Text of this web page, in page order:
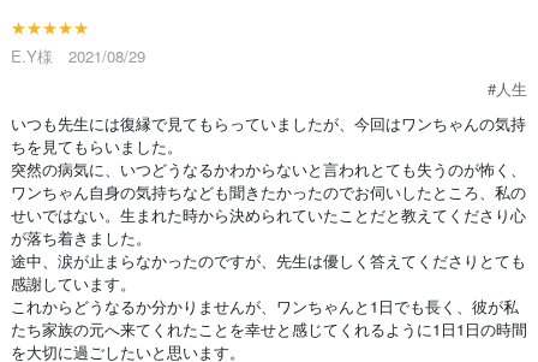
★★★★★
E.Y様 2021/08/29
#人生
いつも先生には復縁で見てもらっていましたが、今回はワンちゃんの気持
ちを見てもらいました。
突然の病気に、いつどうなるかわからないと言われとても失うのが怖く、
ワンちゃん自身の気持ちなども聞きたかったのでお伺いしたところ、私の
せいではない。生まれた時から決められていたことだと教えてくださり心
が落ち着きました。
途中、涙が止まらなかったのですが、先生は優しく答えてくださりとても
感謝しています。
これからどうなるか分かりませんが、ワンちゃんと1日でも長く、彼が私
たち家族の元へ来てくれたことを幸せと感じてくれるように1日1日の時間
を大切に過ごしたいと思います。